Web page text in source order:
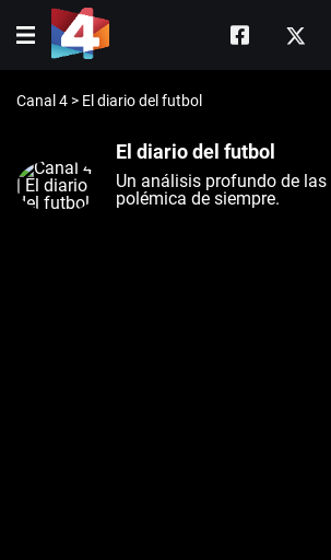
Canal 4 > El diario del futbol
El diario del futbol
Un análisis profundo de
polémica de siempre.